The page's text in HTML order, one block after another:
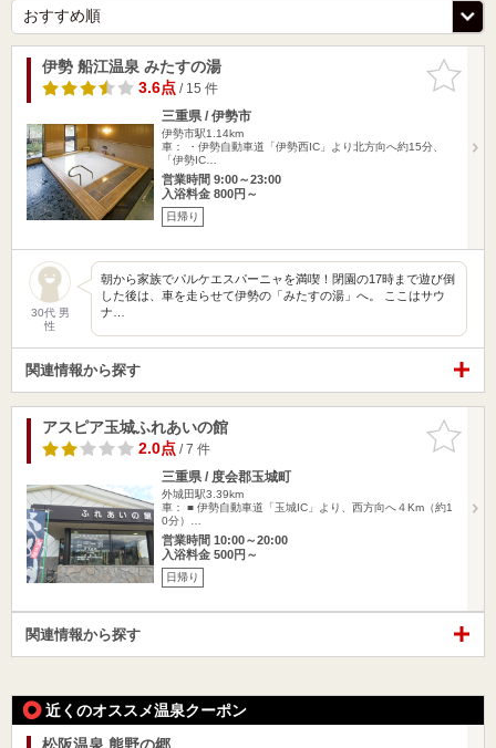
お気に入
りに追加
伊勢 船江温泉 みたすの湯
3.6点/ 15 件
三重県 / 伊勢市
伊勢市駅1.14km
車： ・伊勢自動車道「伊勢西IC」より北方向へ約15分、
「伊勢IC…
営業時間 9:00～23:00
入浴料金 800円～
日帰り
30代 男
性
朝から家族でパルケエスパーニャを満喫！閉園の17時まで遊び倒
した後は、車を走らせて伊勢の「みたすの湯」へ。 ここはサウ
ナ…
関連情報から探す
お気に入
りに追加
アスピア玉城ふれあいの館
2.0点/ 7 件
三重県 / 度会郡玉城町
外城田駅3.39km
車： ■ 伊勢自動車道「玉城IC」より、西方向へ４Km（約1
0分）…
営業時間 10:00～20:00
入浴料金 500円～
日帰り
関連情報から探す
近くのオススメ温泉クーポン
松阪温泉 熊野の郷